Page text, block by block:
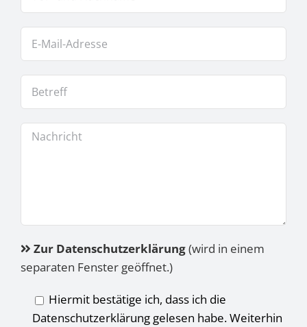
Zur Datenschutzerklärung(wird in einem
separaten Fenster geöffnet.)
Hiermit bestätige ich, dass ich die
Datenschutzerklärung gelesen habe. Weiterhin